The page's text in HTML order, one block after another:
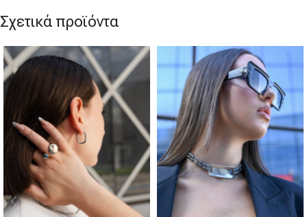
Σχετικά προϊόντα